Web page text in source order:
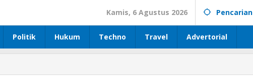
Kamis, 6 Agustus 2026 Pencarian
Politik Hukum Techno Travel Advertorial